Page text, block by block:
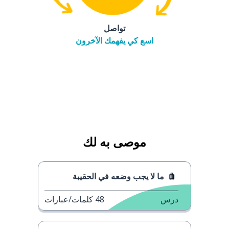
تواصل
اسع كي يفهمك الآخرون
موصى به لك
ما لا يجب وضعه في الحقيبة
درس 48 كلمات/عبارات